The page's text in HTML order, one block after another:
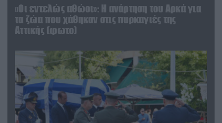
«Οι εντελώς αθώοι»: Η ανάρτηση του Αρκά για
τα ζώα που χάθηκαν στις πυρκαγιές της
Αττικής (φωτο)